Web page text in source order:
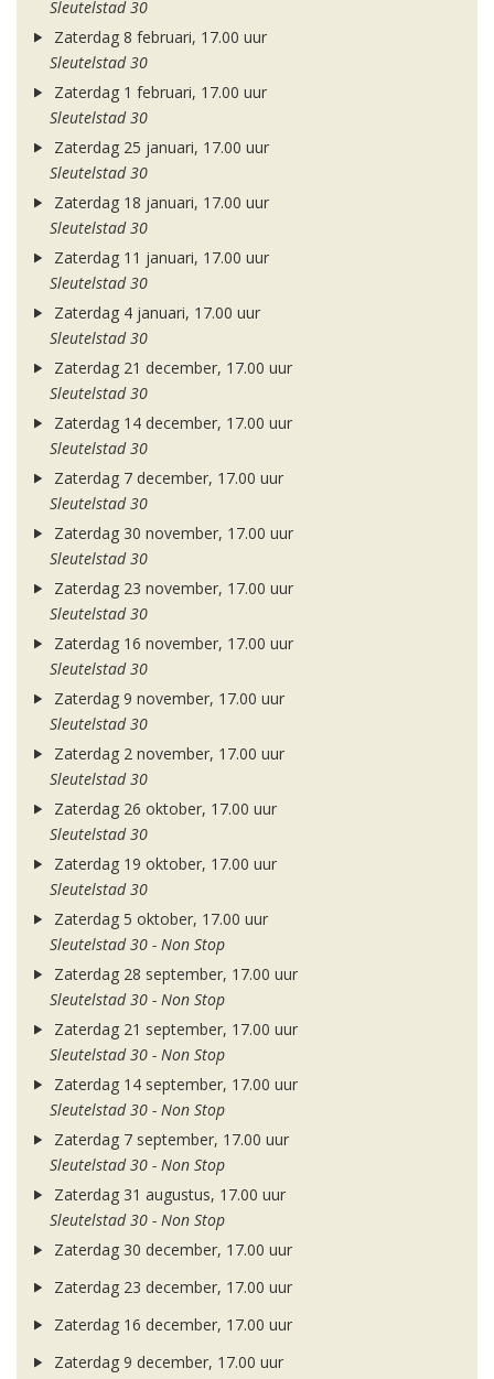
Sleutelstad 30
Zaterdag 8 februari, 17.00 uur
Sleutelstad 30
Zaterdag 1 februari, 17.00 uur
Sleutelstad 30
Zaterdag 25 januari, 17.00 uur
Sleutelstad 30
Zaterdag 18 januari, 17.00 uur
Sleutelstad 30
Zaterdag 11 januari, 17.00 uur
Sleutelstad 30
Zaterdag 4 januari, 17.00 uur
Sleutelstad 30
Zaterdag 21 december, 17.00 uur
Sleutelstad 30
Zaterdag 14 december, 17.00 uur
Sleutelstad 30
Zaterdag 7 december, 17.00 uur
Sleutelstad 30
Zaterdag 30 november, 17.00 uur
Sleutelstad 30
Zaterdag 23 november, 17.00 uur
Sleutelstad 30
Zaterdag 16 november, 17.00 uur
Sleutelstad 30
Zaterdag 9 november, 17.00 uur
Sleutelstad 30
Zaterdag 2 november, 17.00 uur
Sleutelstad 30
Zaterdag 26 oktober, 17.00 uur
Sleutelstad 30
Zaterdag 19 oktober, 17.00 uur
Sleutelstad 30
Zaterdag 5 oktober, 17.00 uur
Sleutelstad 30 - Non Stop
Zaterdag 28 september, 17.00 uur
Sleutelstad 30 - Non Stop
Zaterdag 21 september, 17.00 uur
Sleutelstad 30 - Non Stop
Zaterdag 14 september, 17.00 uur
Sleutelstad 30 - Non Stop
Zaterdag 7 september, 17.00 uur
Sleutelstad 30 - Non Stop
Zaterdag 31 augustus, 17.00 uur
Sleutelstad 30 - Non Stop
Zaterdag 30 december, 17.00 uur
Zaterdag 23 december, 17.00 uur
Zaterdag 16 december, 17.00 uur
Zaterdag 9 december, 17.00 uur